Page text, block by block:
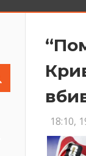
18:10,